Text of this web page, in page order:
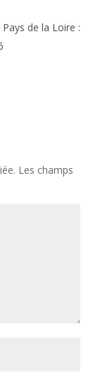
de la Loire :
Les champs